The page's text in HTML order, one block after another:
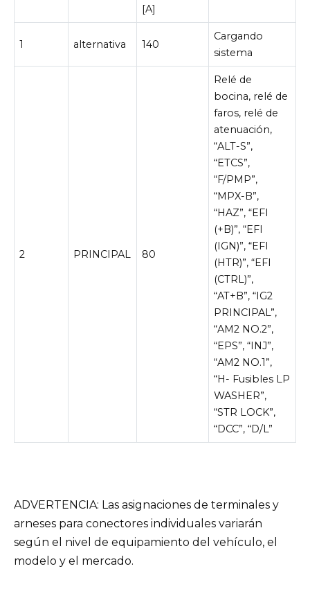
[A]
1 alternativa 140
Cargando
sistema
2 PRINCIPAL 80
Relé de
bocina, relé de
faros, relé de
atenuación,
“ALT-S”,
“ETCS”,
“F/PMP”,
“MPX-B”,
“HAZ”, “EFI
(+B)”, “EFI
(IGN)”, “EFI
(HTR)”, “EFI
(CTRL)”,
“AT+B”, “IG2
PRINCIPAL”,
“AM2 NO.2”,
“EPS”, “INJ”,
“AM2 NO.1”,
“H- Fusibles LP
WASHER”,
“STR LOCK”,
“DCC”, “D/L”
ADVERTENCIA: Las asignaciones de terminales y
arneses para conectores individuales variarán
según el nivel de equipamiento del vehículo, el
modelo y el mercado.